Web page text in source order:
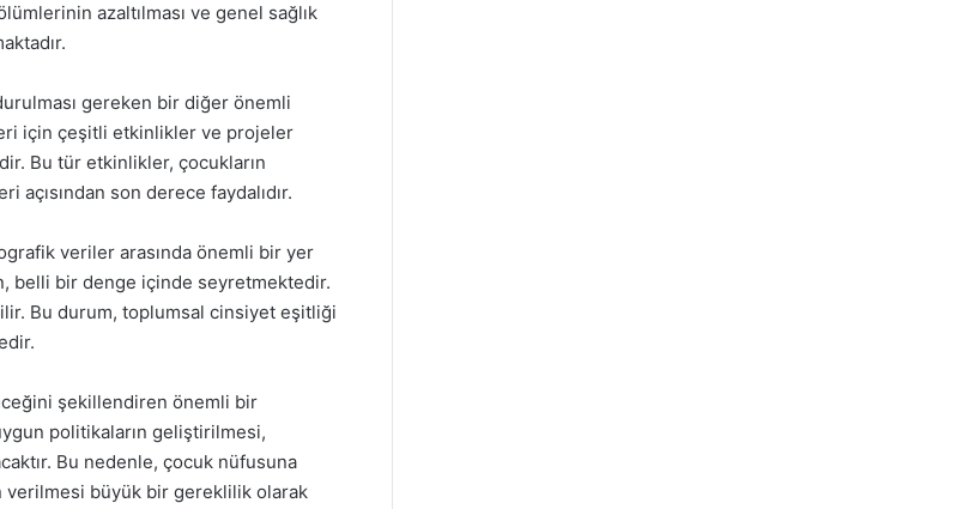
azaltılması ve genel sağlık
gereken bir diğer önemli
için çeşitli etkinlikler ve projeler
Bu tür etkinlikler, çocukların
son derece faydalıdır.
veriler arasında önemli bir yer
belli bir denge içinde seyretmektedir.
Bu durum, toplumsal cinsiyet eşitliği
şekillendiren önemli bir
politikaların geliştirilmesi,
Bu nedenle, çocuk nüfusuna
verilmesi büyük bir gereklilik olarak